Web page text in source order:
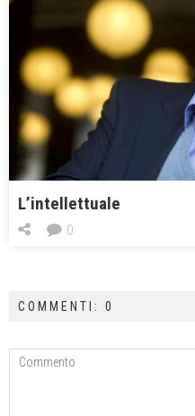
L’intellettuale
0
COMMENTI: 0